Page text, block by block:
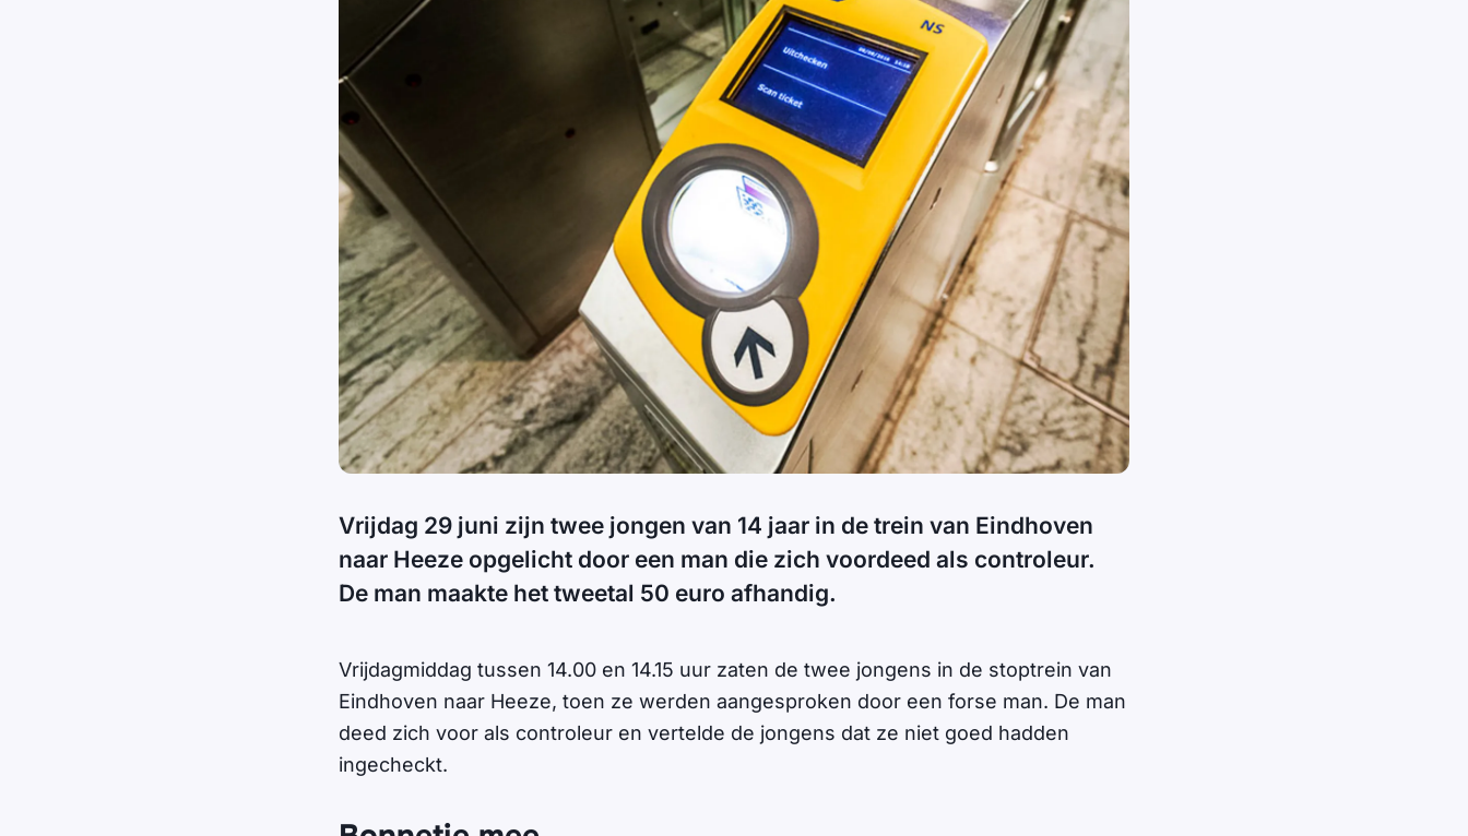
Vrijdag 29 juni zijn twee jongen van 14 jaar in de trein van Eindhoven
naar Heeze opgelicht door een man die zich voordeed als controleur.
De man maakte het tweetal 50 euro afhandig.
Vrijdagmiddag tussen 14.00 en 14.15 uur zaten de twee jongens in de stoptrein van
Eindhoven naar Heeze, toen ze werden aangesproken door een forse man. De man
deed zich voor als controleur en vertelde de jongens dat ze niet goed hadden
ingecheckt.